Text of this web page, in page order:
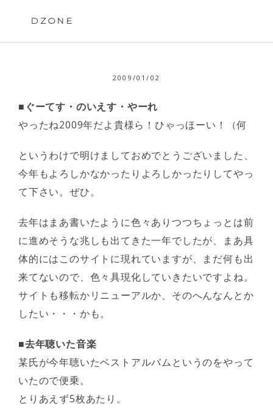
DZONE
2009/01/02
■ぐーてす・のいえす・やーれ
やったね2009年だよ貴様ら！ひゃっほーい！（何
というわけで明けましておめでとうございました、
今年もよろしかなかったりよろしかったりしてやっ
て下さい。ぜひ。
去年はまあ書いたように色々ありつつちょっとは前
に進めそうな兆しも出てきた一年でしたが、まあ具
体的にはこのサイトに現れていますが、まだ何も出
来てないので、色々具現化していきたいですよね。
サイトも移転かリニューアルか、そのへんなんとか
したい・・・かも。
■去年聴いた音楽
某氏が今年聴いたベストアルバムというのをやって
いたので便乗。
とりあえず5枚あたり。